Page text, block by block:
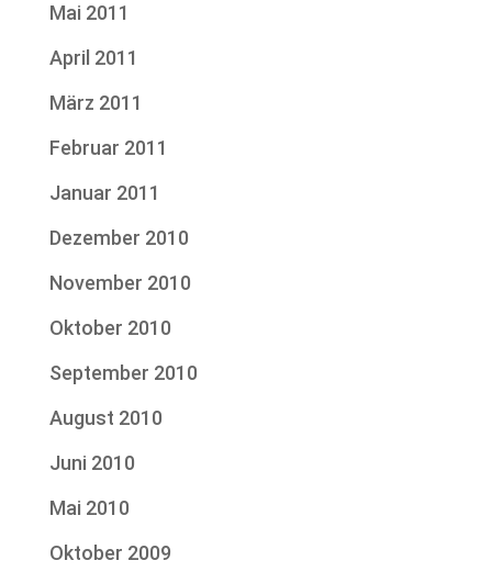
Mai 2011
April 2011
März 2011
Februar 2011
Januar 2011
Dezember 2010
November 2010
Oktober 2010
September 2010
August 2010
Juni 2010
Mai 2010
Oktober 2009